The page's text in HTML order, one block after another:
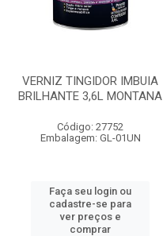
VERNIZ TINGIDOR IMBUIA
BRILHANTE 3,6L MONTANA
Código: 27752
Embalagem: GL-01UN
Faça seu login ou
cadastre-se para
ver preços e
comprar